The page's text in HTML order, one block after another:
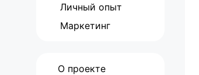
Личный опыт
Маркетинг
О проекте